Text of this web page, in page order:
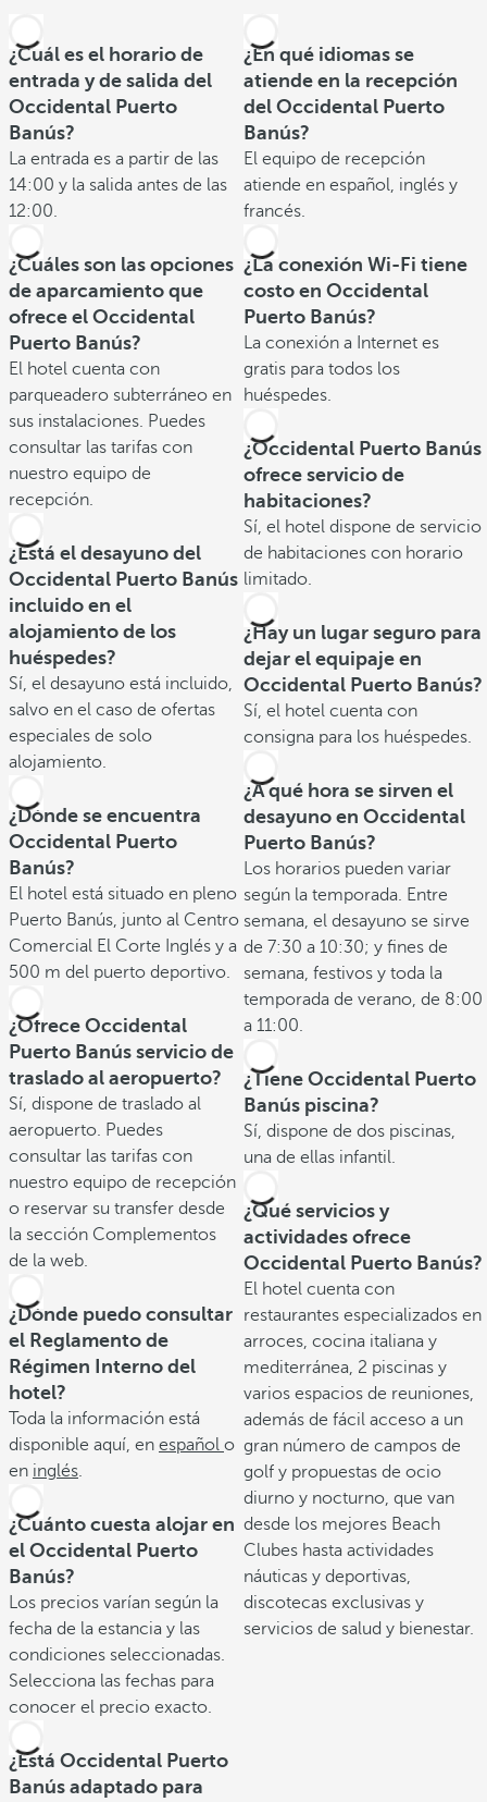
¿Cuál es el horario de
entrada y de salida del
Occidental Puerto
Banús?
La entrada es a partir de las
14:00 y la salida antes de las
12:00.
¿Cuáles son las opciones
de aparcamiento que
ofrece el Occidental
Puerto Banús?
El hotel cuenta con
parqueadero subterráneo en
sus instalaciones. Puedes
consultar las tarifas con
nuestro equipo de
recepción.
¿Está el desayuno del
Occidental Puerto Banús
incluido en el
alojamiento de los
huéspedes?
Sí, el desayuno está incluido,
salvo en el caso de ofertas
especiales de solo
alojamiento.
¿Dónde se encuentra
Occidental Puerto
Banús?
El hotel está situado en pleno
Puerto Banús, junto al Centro
Comercial El Corte Inglés y a
500 m del puerto deportivo.
¿Ofrece Occidental
Puerto Banús servicio de
traslado al aeropuerto?
Sí, dispone de traslado al
aeropuerto. Puedes
consultar las tarifas con
nuestro equipo de recepción
o reservar su transfer desde
la sección Complementos
de la web.
¿Dónde puedo consultar
el Reglamento de
Régimen Interno del
hotel?
Toda la información está
disponible aquí, en español o
en inglés.
¿Cuánto cuesta alojar en
el Occidental Puerto
Banús?
Los precios varían según la
fecha de la estancia y las
condiciones seleccionadas.
Selecciona las fechas para
conocer el precio exacto.
¿Está Occidental Puerto
Banús adaptado para
¿En qué idiomas se
atiende en la recepción
del Occidental Puerto
Banús?
El equipo de recepción
atiende en español, inglés y
francés.
¿La conexión Wi-Fi tiene
costo en Occidental
Puerto Banús?
La conexión a Internet es
gratis para todos los
huéspedes.
¿Occidental Puerto Banús
ofrece servicio de
habitaciones?
Sí, el hotel dispone de servicio
de habitaciones con horario
limitado.
¿Hay un lugar seguro para
dejar el equipaje en
Occidental Puerto Banús?
Sí, el hotel cuenta con
consigna para los huéspedes.
¿A qué hora se sirven el
desayuno en Occidental
Puerto Banús?
Los horarios pueden variar
según la temporada. Entre
semana, el desayuno se sirve
de 7:30 a 10:30; y fines de
semana, festivos y toda la
temporada de verano, de 8:00
a 11:00.
¿Tiene Occidental Puerto
Banús piscina?
Sí, dispone de dos piscinas,
una de ellas infantil.
¿Qué servicios y
actividades ofrece
Occidental Puerto Banús?
El hotel cuenta con
restaurantes especializados en
arroces, cocina italiana y
mediterránea, 2 piscinas y
varios espacios de reuniones,
además de fácil acceso a un
gran número de campos de
golf y propuestas de ocio
diurno y nocturno, que van
desde los mejores Beach
Clubes hasta actividades
náuticas y deportivas,
discotecas exclusivas y
servicios de salud y bienestar.